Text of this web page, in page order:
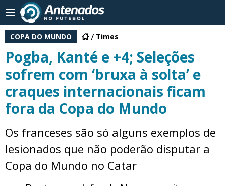
COPA DO MUNDO Times
Pogba, Kanté e +4; Seleções
sofrem com ‘bruxa à solta’ e
craques internacionais ficam
fora da Copa do Mundo
Os franceses são só alguns exemplos de
lesionados que não poderão disputar a
Copa do Mundo no Catar